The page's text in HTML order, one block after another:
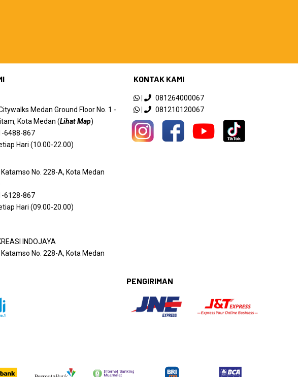
Medan Ground Floor No. 1 -
Kota Medan (Lihat Map)
6488-867
Hari (10.00-22.00)
No. 228-A, Kota Medan
6128-867
Hari (09.00-20.00)
INDOJAYA
No. 228-A, Kota Medan
KONTAK KAMI
|
081264000067
|
081210120067
PENGIRIMAN